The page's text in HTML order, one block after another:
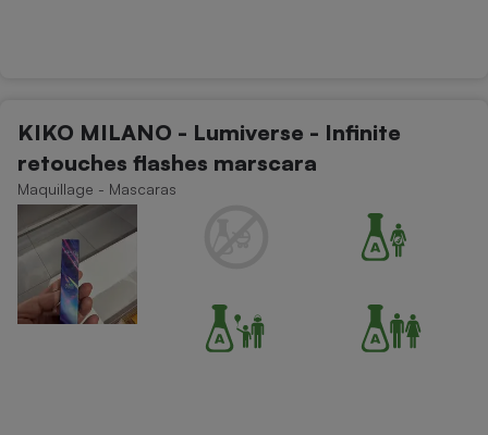
KIKO MILANO - Lumiverse - Infinite
retouches flashes marscara
Maquillage - Mascaras